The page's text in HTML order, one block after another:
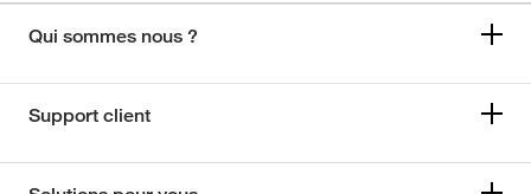
Qui sommes nous ?
Support client